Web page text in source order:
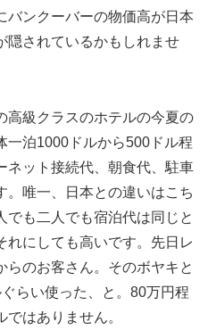
バンクーバーの物価高が日本
隠されているかもしれませ
高級クラスのホテルの今夏の
一泊1000ドルから500ドル程
ネット接続代、朝食代、駐車
唯一、日本との違いはこち
でも二人でも宿泊代は同じと
れにしても高いです。先日レ
らのお客さん。そのボヤキと
らい使った、と。80万円程
はありません。